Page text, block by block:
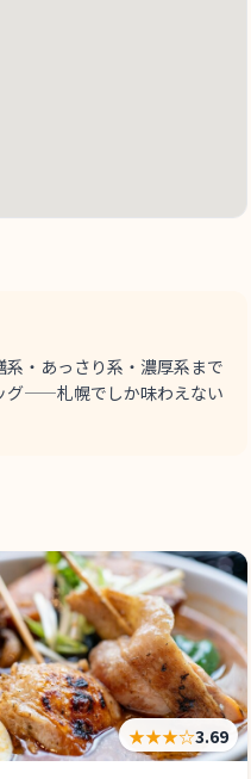
・あっさり系・濃厚系まで
グ——札幌でしか味わえない
★★★☆3.69